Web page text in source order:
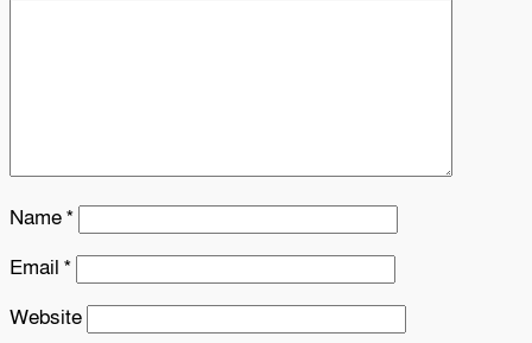
Name*
Email *
Website